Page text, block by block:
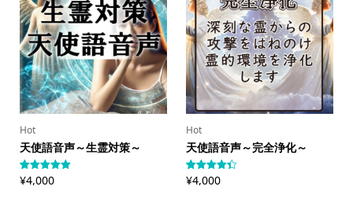
Hot
天使語音声～生霊対策～
3
件の利用者
評価に基づ
¥4,000
Hot
天使語音声～完全浄化～
3
件の利用
者評価に
¥4,000